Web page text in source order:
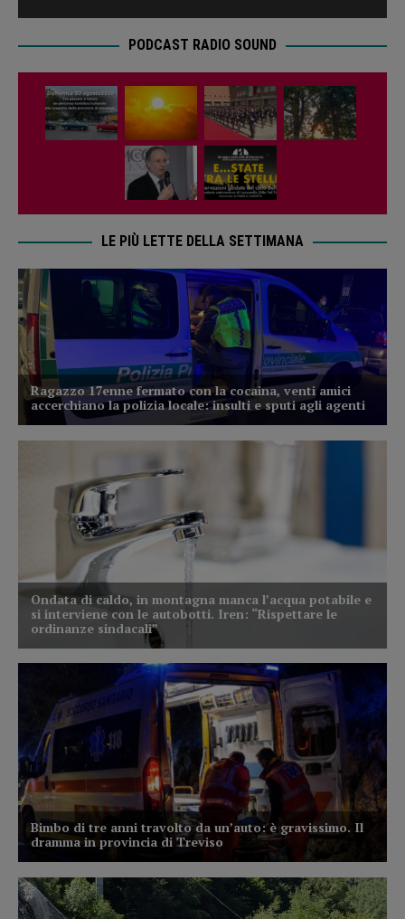
PODCAST RADIO SOUND
LE PIÙ LETTE DELLA SETTIMANA